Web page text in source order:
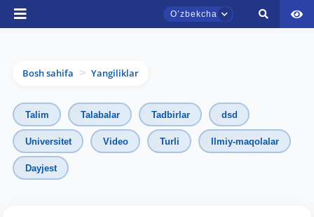
Oʼzbekcha
Bosh sahifa > Yangiliklar
Talim Talabalar Tadbirlar dsd
Universitet Video Turli Ilmiy-maqolalar
DayjestTDYU qabul murojaatlari chati
Onlayn